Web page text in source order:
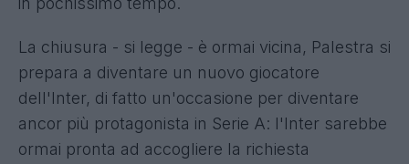
La chiusura - si legge - è ormai vicina, Palestra si
prepara a diventare un nuovo giocatore
dell'Inter, di fatto un'occasione per diventare
ancor più protagonista in Serie A: l'Inter sarebbe
ormai pronta ad accogliere la richiesta